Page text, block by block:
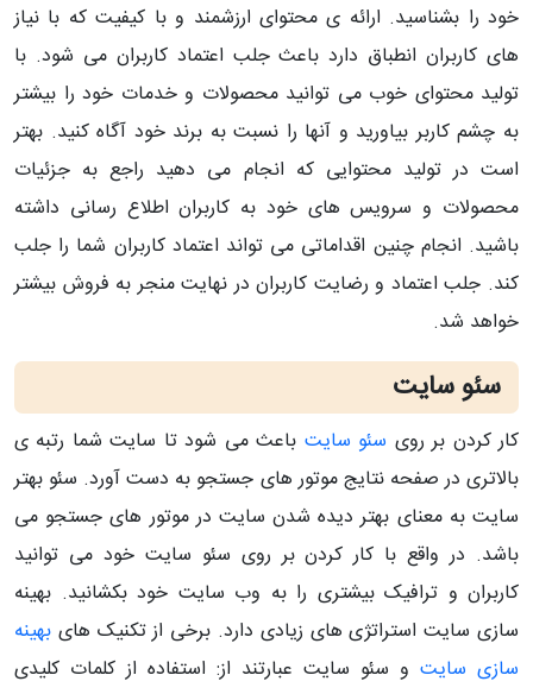
خود را بشناسید. ارائه ی محتوای ارزشمند و با کیفیت که با نیاز
های کاربران انطباق دارد باعث جلب اعتماد کاربران می شود. با
تولید محتوای خوب می توانید محصولات و خدمات خود را بیشتر
به چشم کاربر بیاورید و آنها را نسبت به برند خود آگاه کنید. بهتر
است در تولید محتوایی که انجام می دهید راجع به جزئیات
محصولات و سرویس های خود به کاربران اطلاع رسانی داشته
باشید. انجام چنین اقداماتی می تواند اعتماد کاربران شما را جلب
کند. جلب اعتماد و رضایت کاربران در نهایت منجر به فروش بیشتر
خواهد شد.
سئو سایت
کار کردن بر روی سئو سایت باعث می شود تا سایت شما رتبه ی
بالاتری در صفحه نتایج موتور های جستجو به دست آورد. سئو بهتر
سایت به معنای بهتر دیده شدن سایت در موتور های جستجو می
باشد. در واقع با کار کردن بر روی سئو سایت خود می توانید
کاربران و ترافیک بیشتری را به وب سایت خود بکشانید. بهینه
سازی سایت استراتژی های زیادی دارد. برخی از تکنیک های بهینه
سازی سایت و سئو سایت عبارتند از: استفاده از کلمات کلیدی